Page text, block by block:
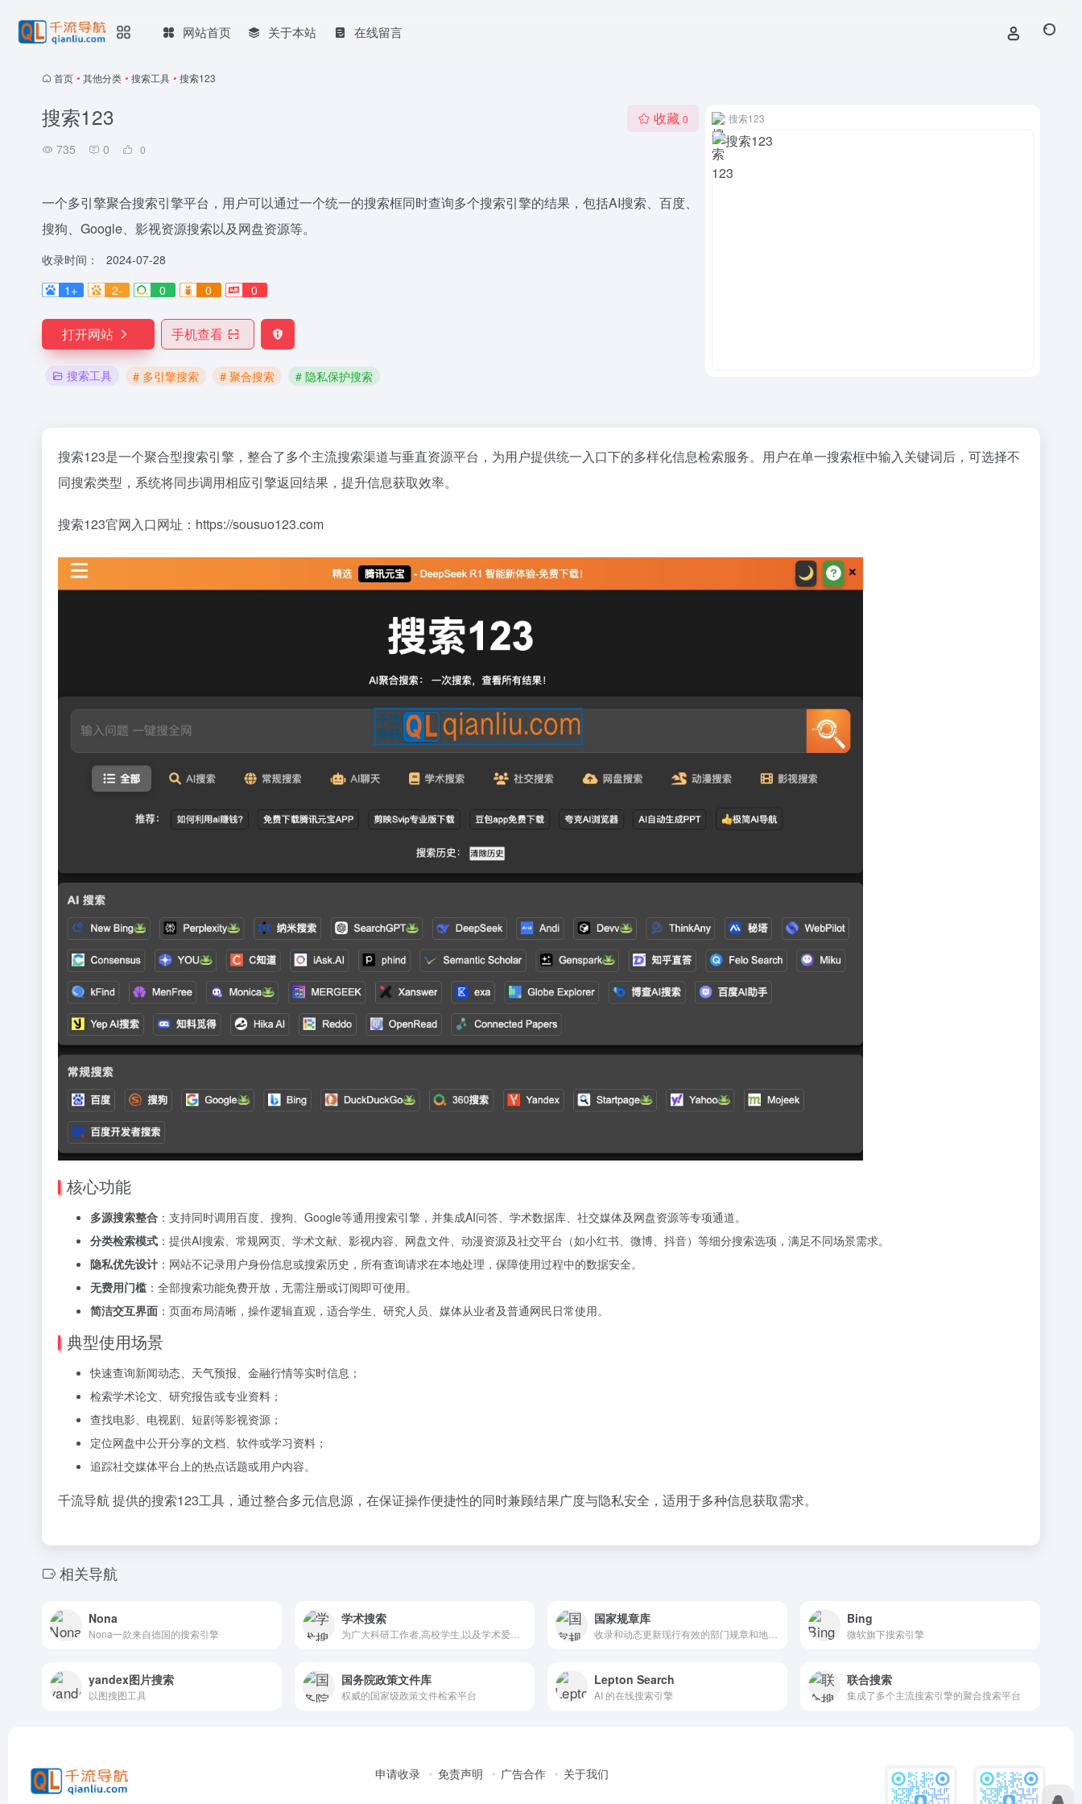
网站首页 关于本站 在线留言
首页 • 其他分类 • 搜索工具 • 搜索123
搜索123
735 0 0
收藏 0
一个多引擎聚合搜索引擎平台，用户可以通过一个统一的搜索框同时查询多个搜索引擎的结果，包括AI搜索、百度、
搜狗、Google、影视资源搜索以及网盘资源等。
收录时间：
2024-07-28
1+
2- 0 0 0
打开网站 手机查看
搜索工具 # 多引擎搜索 # 聚合搜索 # 隐私保护搜索
搜索123
搜索123是一个聚合型搜索引擎，整合了多个主流搜索渠道与垂直资源平台，为用户提供统一入口下的多样化信息检索服务。用户在单一搜索框中输入关键词后，可选择不
同搜索类型，系统将同步调用相应引擎返回结果，提升信息获取效率。
搜索123官网入口网址：https://sousuo123.com
核心功能
多源搜索整合 ：支持同时调用百度、搜狗、Google等通用搜索引擎，并集成AI问答、学术数据库、社交媒体及网盘资源等专项通道。
分类检索模式 ：提供AI搜索、常规网页、学术文献、影视内容、网盘文件、动漫资源及社交平台（如小红书、微博、抖音）等细分搜索选项，满足不同场景需求。
隐私优先设计 ：网站不记录用户身份信息或搜索历史，所有查询请求在本地处理，保障使用过程中的数据安全。
无费用门槛 ：全部搜索功能免费开放，无需注册或订阅即可使用。
简洁交互界面 ：页面布局清晰，操作逻辑直观，适合学生、研究人员、媒体从业者及普通网民日常使用。
典型使用场景
快速查询新闻动态、天气预报、金融行情等实时信息；
检索学术论文、研究报告或专业资料；
查找电影、电视剧、短剧等影视资源；
定位网盘中公开分享的文档、软件或学习资料；
追踪社交媒体平台上的热点话题或用户内容。
千流导航 提供的搜索123工具，通过整合多元信息源，在保证操作便捷性的同时兼顾结果广度与隐私安全，适用于多种信息获取需求。
相关导航
Nona
Nona一款来自德国的搜索引擎
学术搜索 国家规章库 Bing
微软旗下搜索引擎
yandex图片搜索
以图搜图工具
国务院政策文件库
权威的国家级政策文件检索平台
Lepton Search
AI 的在线搜索引擎
联合搜索
集成了多个主流搜索引擎的聚合搜索平台
申请收录 免责声明 广告合作 关于我们